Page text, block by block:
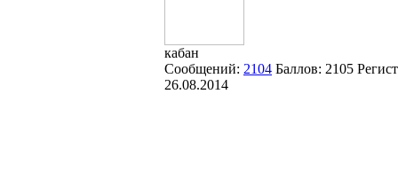
кабан
Сообщений: 2104 Баллов: 2105
26.08.2014